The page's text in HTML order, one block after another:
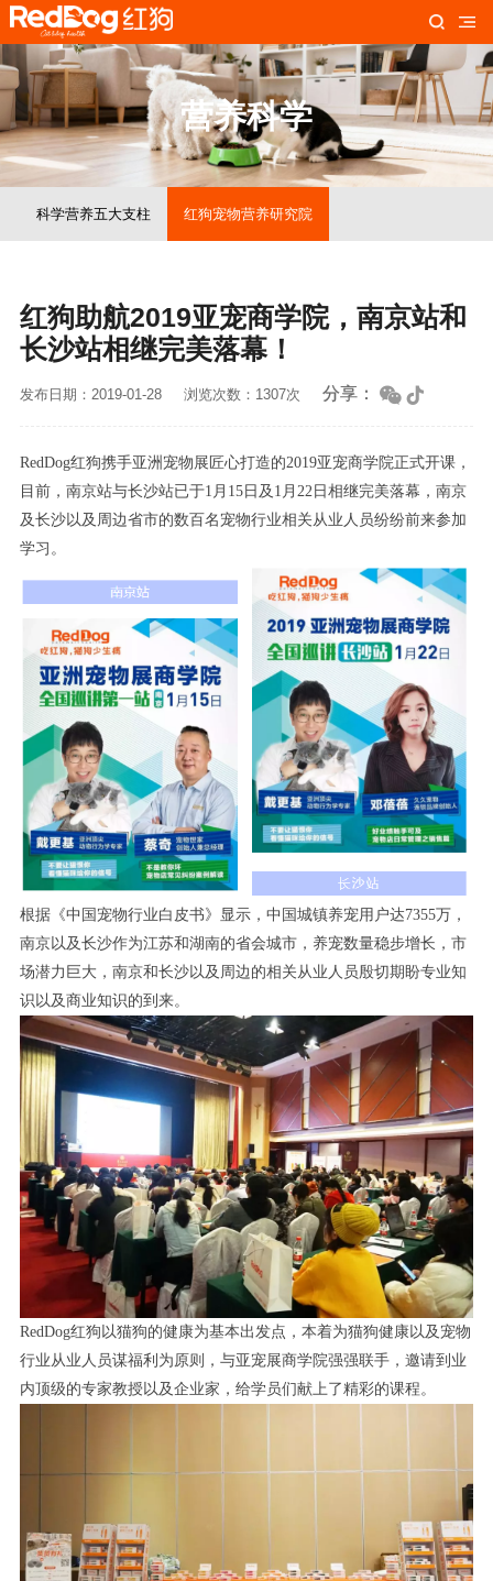
营养科学
科学营养五大支柱 红狗宠物营养研究院
红狗助航2019亚宠商学院，南京站和
长沙站相继完美落幕！
发布日期：2019-01-28 浏览次数：1307次 分享：
RedDog红狗携手亚洲宠物展匠心打造的2019亚宠商学院正式开课，
目前，南京站与长沙站已于1月15日及1月22日相继完美落幕，南京
及长沙以及周边省市的数百名宠物行业相关从业人员纷纷前来参加
学习 。
根据《中国宠物行业白皮书》显示，中国城镇养宠用户达7355万，
南京以及长沙作为江苏和湖南的省会城市，养宠数量稳步增长，市
场潜力巨大，南京和长沙以及周边的相关从业人员殷切期盼专业知
识以及商业知识的到来。
RedDog红狗以猫狗的健康为基本出发点，本着为猫狗健康以及宠物
行业从业人员谋福利为原则，与亚宠展商学院强强联手，邀请到业
内顶级的专家教授以及企业家，给学员们献上了精彩的课程。